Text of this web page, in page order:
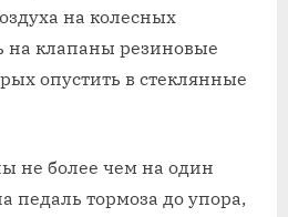
на колесных
на клапаны резиновые
опустить в стеклянные
не более чем на один
педаль тормоза до упора,